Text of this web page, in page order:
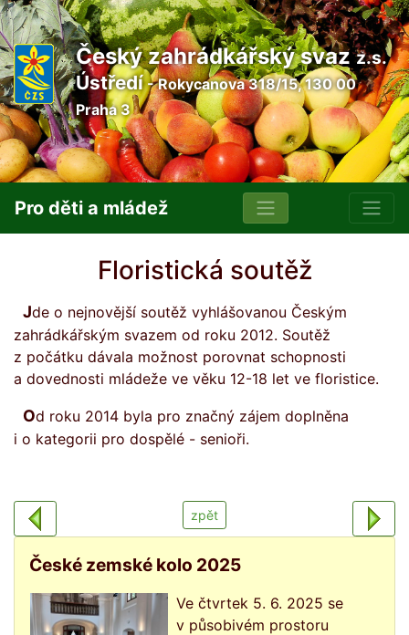
Český zahrádkářský svazz.s.
Ústředí- Rokycanova 318/15, 130 00
Praha 3
Pro děti a mládež
Floristická soutěž
Jde o nejnovější soutěž vyhlášovanou Českým
zahrádkářským svazem od roku 2012. Soutěž
z počátku dávala možnost porovnat schopnosti
a dovednosti mládeže ve věku 12-18 let ve floristice.
Od roku 2014 byla pro značný zájem doplněna
i o kategorii pro dospělé - senioři.
zpět
České zemské kolo 2025
Ve čtvrtek 5. 6. 2025 se
v působivém prostoru